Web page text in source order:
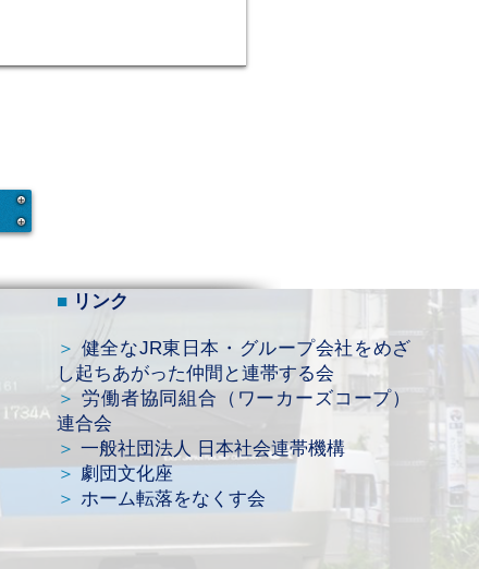
​■ リンク
＞ 健全なJR東日本・グループ会社をめざ
し起ちあがった仲間と連帯する会
＞ 労働者協同組合（ワーカーズコープ）
連合会
＞ 一般社団法人 日本社会連帯機構
＞ 劇団文化座
＞ ホーム転落をなくす会